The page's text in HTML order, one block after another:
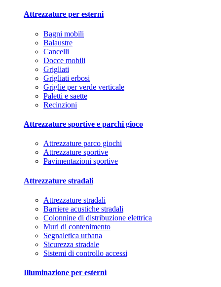
Attrezzature per esterni
Bagni mobili
Balaustre
Cancelli
Docce mobili
Grigliati
Grigliati erbosi
Griglie per verde verticale
Paletti e saette
Recinzioni
Attrezzature sportive e parchi gioco
Attrezzature parco giochi
Attrezzature sportive
Pavimentazioni sportive
Attrezzature stradali
Attrezzature stradali
Barriere acustiche stradali
Colonnine di distribuzione elettrica
Muri di contenimento
Segnaletica urbana
Sicurezza stradale
Sistemi di controllo accessi
Illuminazione per esterni